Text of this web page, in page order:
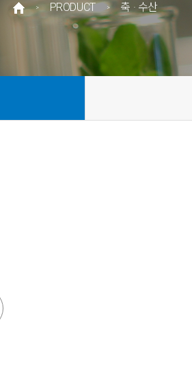
> PRODUCT > 축 · 수산